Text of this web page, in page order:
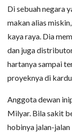
Di sebuah negara
makan alias
kaya raya. Dia
dan juga
hartanya sampai
proyeknya di
Anggota dewan
Milyar. Bila sakit
hobinya jalan-